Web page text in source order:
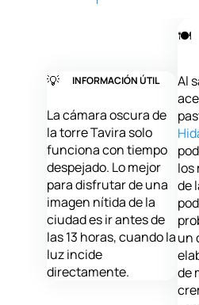
💡 INFORMACIÓN ÚTIL
La cámara oscura de
la torre Tavira solo
funciona con tiempo
despejado. Lo mejor
para disfrutar de una
imagen nítida de la
ciudad es ir antes de
las 13 horas, cuando la
luz incide
directamente.
🍽️
Al
los
de
un
de